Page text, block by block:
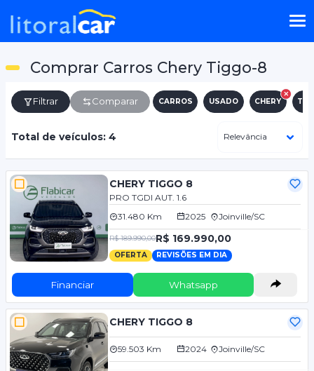
Comprar Carros Chery Tiggo-8
Filtrar Comparar CARROS USADO CHERY
Total de veículos: 4
CHERY TIGGO 8
PRO TGDI AUT. 1.6
31.480 Km
2025 Joinville/SC
R$ 189.990,00R$ 169.990,00
OFERTA REVISÕES EM DIA
Financiar Whatsapp
CHERY TIGGO 8
59.503 Km 2024 Joinville/SC